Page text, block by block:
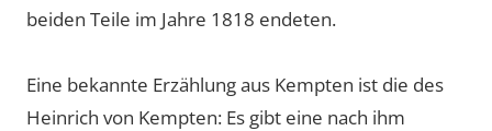
beiden Teile im Jahre 1818 endeten.
Eine bekannte Erzählung aus Kempten ist die des
Heinrich von Kempten: Es gibt eine nach ihm